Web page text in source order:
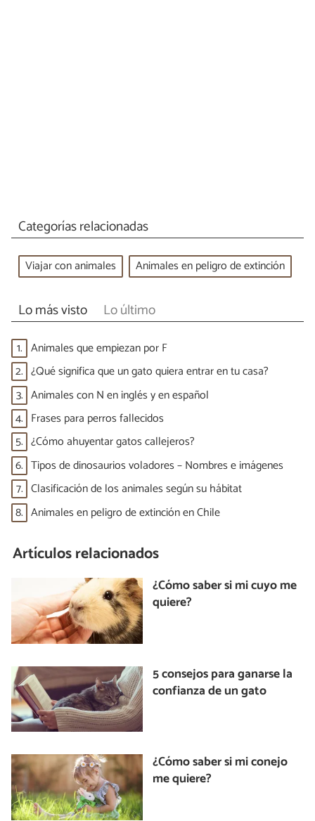
Categorías relacionadas
Viajar con animales Animales en peligro de extinción
Lo más visto Lo último
1. Animales que empiezan por F
2. ¿Qué significa que un gato quiera entrar en tu casa?
3. Animales con N en inglés y en español
4. Frases para perros fallecidos
5. ¿Cómo ahuyentar gatos callejeros?
6. Tipos de dinosaurios voladores – Nombres e imágenes
7. Clasificación de los animales según su hábitat
8. Animales en peligro de extinción en Chile
Artículos relacionados
¿Cómo saber si mi cuyo me
quiere?
5 consejos para ganarse la
confianza de un gato
¿Cómo saber si mi conejo
me quiere?